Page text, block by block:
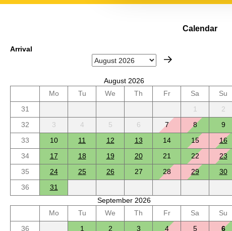
Calendar
Arrival
August 2026
Mo
Tu We Th Fr Sa
Su
31
1
2
32
3 4 5 6 7 8
9
33
10 11 12 13 14 15
16
34
17 18 19 20 21 22
23
35
24 25 26 27 28 29
30
36
31
September 2026
Mo
Tu We Th Fr Sa
Su
36
1 2 3 4 5
6